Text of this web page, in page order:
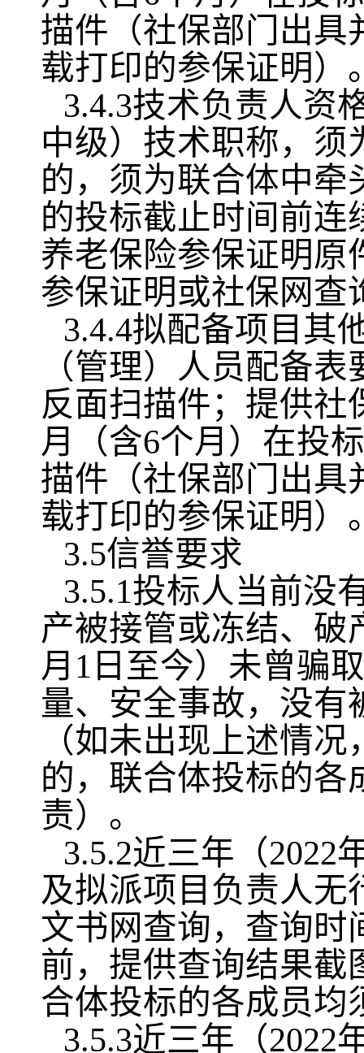
描件（社保部门出具
载打印的参保证明）
3.4.3技术负责人资
中级）技术职称，
的，须为联合体中牵
的投标截止时间前连
养老保险参保证明原
参保证明或社保网查
3.4.4拟配备项目其
（管理）人员配备
反面扫描件；提供社
月（含6个月）在投
描件（社保部门出具
载打印的参保证明）
3.5信誉要求
3.5.1投标人当前没
产被接管或冻结、破
月1日至今）未曾骗
量、安全事故，没有
（如未出现上述情
的，联合体投标的各
责）。
3.5.2近三年（2022
及拟派项目负责人无
文书网查询，查询时
前，提供查询结果截
合体投标的各成员均
3.5.3近三年（2022